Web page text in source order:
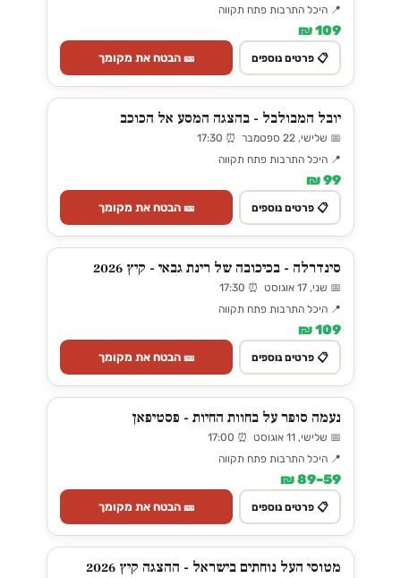
📍 היכל התרבות פתח תקווה
109 ₪
📋 פרטים נוספים 🎫 הבטח את מקומך
יובל המבולבל - בהצגה המסע אל הכוכב
📅 שלישי, 22 ספטמבר ⏰ 17:30
📍 היכל התרבות פתח תקווה
99 ₪
📋 פרטים נוספים 🎫 הבטח את מקומך
סינדרלה - בכיכובה של רינת גבאי - קיץ 2026
📅 שני, 17 אוגוסט ⏰ 17:30
📍 היכל התרבות פתח תקווה
109 ₪
📋 פרטים נוספים 🎫 הבטח את מקומך
נעמה סופר על בחוות החיות - פסטיפאן
📅 שלישי, 11 אוגוסט ⏰ 17:00
📍 היכל התרבות פתח תקווה
59–89 ₪
📋 פרטים נוספים 🎫 הבטח את מקומך
מטוסי העל נוחתים בישראל - ההצגה קיץ 2026